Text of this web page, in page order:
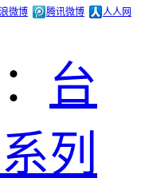
微博 腾讯微博
人人网
台
列